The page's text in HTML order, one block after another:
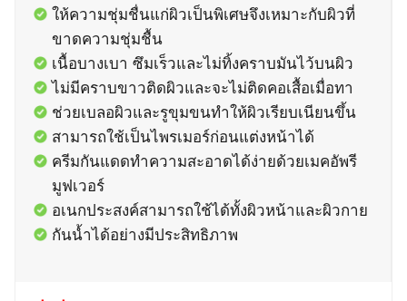
ให้ความชุ่มชื่นแก่ผิวเป็นพิเศษจึงเหมาะกับผิวที่
ขาดความชุ่มชื้น
เนื้อบางเบา ซึมเร็วและไม่ทิ้งคราบมันไว้บนผิว
ไม่มีคราบขาวติดผิวและจะไม่ติดคอเสื้อเมื่อทา
ช่วยเบลอผิวและรูขุมขนทำให้ผิวเรียบเนียนขึ้น
สามารถใช้เป็นไพรเมอร์ก่อนแต่งหน้าได้
ครีมกันแดดทำความสะอาดได้ง่ายด้วยเมคอัพรี
มูฟเวอร์
อเนกประสงค์สามารถใช้ได้ทั้งผิวหน้าและผิวกาย
กันน้ำได้อย่างมีประสิทธิภาพ